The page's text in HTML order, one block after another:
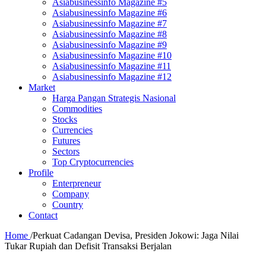
Asiabusinessinfo Magazine #5
Asiabusinessinfo Magazine #6
Asiabusinessinfo Magazine #7
Asiabusinessinfo Magazine #8
Asiabusinessinfo Magazine #9
Asiabusinessinfo Magazine #10
Asiabusinessinfo Magazine #11
Asiabusinessinfo Magazine #12
Market
Harga Pangan Strategis Nasional
Commodities
Stocks
Currencies
Futures
Sectors
Top Cryptocurrencies
Profile
Enterpreneur
Company
Country
Contact
Home /Perkuat Cadangan Devisa, Presiden Jokowi: Jaga Nilai
Tukar Rupiah dan Defisit Transaksi Berjalan